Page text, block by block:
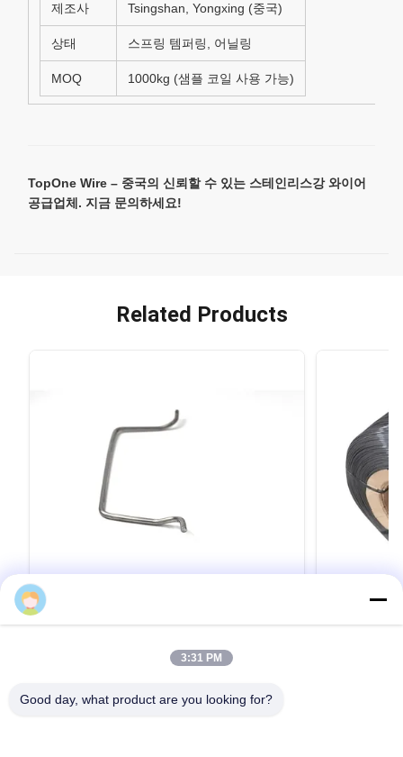
제조사 Tsingshan, Yongxing (중국)
상태 스프링 템퍼링, 어닐링
MOQ 1000kg (샘플 코일 사용 가능)
TopOne Wire – 중국의 신뢰할 수 있는 스테인리스강 와이어
공급업체. 지금 문의하세요!
Related Products
0.3mm-16mm 3. 표준: AISI, ASTM, DIN, EN, GB,
3:31 PM
Good day, what product are you looking for?